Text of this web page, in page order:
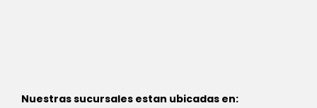
Nuestras sucursales estan ubicadas en: